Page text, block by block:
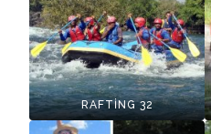
RAFTİNG 32